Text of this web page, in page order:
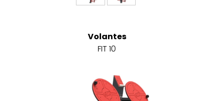
Volantes
FIT 10